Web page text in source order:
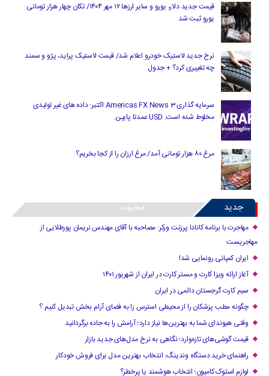
قیمت جدید دلار، یورو و سایر ارزها ۱۲ مهر ۱۴۰۴/ تکان چهار هزار تومانی
یورو ثبت شد
نرخ جدید لاستیک خودرو اعلام شد/ قیمت لاستیک پراید، پژو و سمند
چه تغییری کرد؟ + جدول
سرمایه گذاری Americas FX News 3 اکتبر: داده های غیر تولیدی
مخلوط شده است. USD عمدتا پایین.
مرغ ۸۰ هزار تومانی آمد/ مرغ ارزان را از کجا بخریم؟
جدید محبوب
مهاجرت با برنامه کانادا پرزنت ورکر: مصاحبه با آقای مهندس نریمان پورطلایی از
مهاجریست
ایران کمپانی رونمایی شد!
آغاز ارائه ویزا کارت و مستر کارت در ایران از شهریور ۱۴۰۱
سیم کارت گرجستان دائمی در ایران
چگونه مطب پزشکان را از محیطی استرس زا به فضای آرام بخش تبدیل کنیم ؟
وقتی هیوندای شما به بهترین‌ها نیاز دارد؛ آرامش را به جاده برگردانید
قیمت گوشی‌های تازه‌وارد؛ نگاهی به نرخ مدل‌های جدید بازار
راهنمای خرید دستگاه وندینگ: انتخاب بهترین مدل برای فروش خودکار
لوازم استوک کامیون؛ انتخاب هوشمند یا پرخطر؟